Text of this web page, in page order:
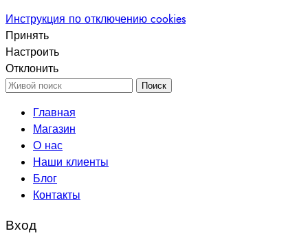
Инструкция по отключению cookies
Принять
Настроить
Отклонить
Поиск
Главная
Магазин
О нас
Наши клиенты
Блог
Контакты
Вход